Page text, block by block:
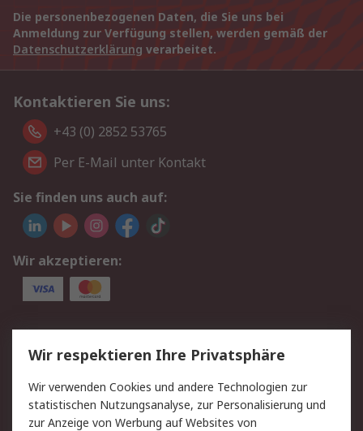
Die personenbezogenen Daten, die Sie uns bei
Anmeldung zur Verfügung stellen, werden gemäß der
Datenschutzerklärung verarbeitet.
Kontaktieren Sie uns:
+43 (0) 2852 53765
Per E-Mail unter Kontakt
Sie finden uns auch auf:
Wir akzeptieren:
Service
Value Added Services
Lieferlösungen
Rücksendung/Entsorgung Kontakt
Hilfe
Wir respektieren Ihre Privatsphäre
Wir verwenden Cookies und andere Technologien zur
statistischen Nutzungsanalyse, zur Personalisierung und
zur Anzeige von Werbung auf Websites von